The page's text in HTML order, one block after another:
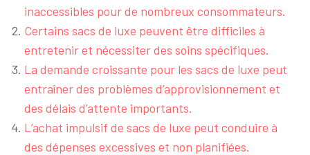
inaccessibles pour de nombreux consommateurs.
Certains sacs de luxe peuvent être difficiles à
entretenir et nécessiter des soins spécifiques.
La demande croissante pour les sacs de luxe peut
entraîner des problèmes d’approvisionnement et
des délais d’attente importants.
L’achat impulsif de sacs de luxe peut conduire à
des dépenses excessives et non planifiées.